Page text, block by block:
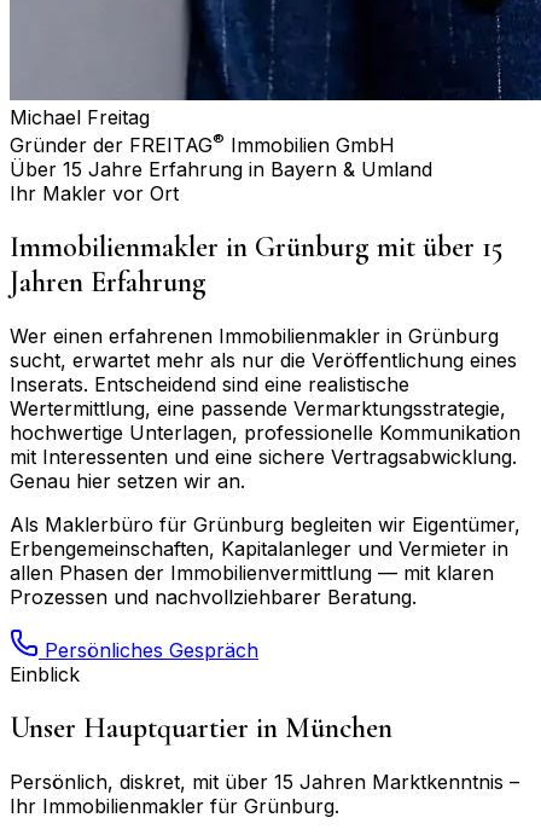
Michael Freitag
Gründer der FREITAG® Immobilien GmbH
Über 15 Jahre Erfahrung in Bayern & Umland
Ihr Makler vor Ort
Immobilienmakler in Grünburg mit über 15
Jahren Erfahrung
Wer einen erfahrenen Immobilienmakler in Grünburg
sucht, erwartet mehr als nur die Veröffentlichung eines
Inserats. Entscheidend sind eine realistische
Wertermittlung, eine passende Vermarktungsstrategie,
hochwertige Unterlagen, professionelle Kommunikation
mit Interessenten und eine sichere Vertragsabwicklung.
Genau hier setzen wir an.
Als Maklerbüro für Grünburg begleiten wir Eigentümer,
Erbengemeinschaften, Kapitalanleger und Vermieter in
allen Phasen der Immobilienvermittlung — mit klaren
Prozessen und nachvollziehbarer Beratung.
Persönliches Gespräch
Einblick
Unser Hauptquartier in München
Persönlich, diskret, mit über 15 Jahren Marktkenntnis –
Ihr Immobilienmakler für Grünburg.